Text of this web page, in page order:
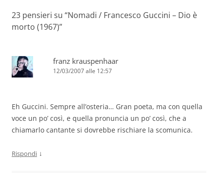
23 pensieri su “Nomadi / Francesco Guccini – Dio è
morto (1967)”
franz krauspenhaar
12/03/2007 alle 12:57
Eh Guccini. Sempre all’osteria… Gran poeta, ma con quella
voce un po’ così, e quella pronuncia un po’ così, che a
chiamarlo cantante si dovrebbe rischiare la scomunica.
Rispondi ↓